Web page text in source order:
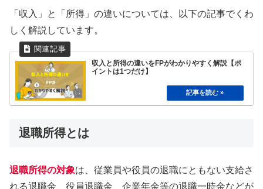
「収入」と「所得」の違いについては、以下の記事でくわ
しく解説しています。
収入と所得の違いをFPがわかりやすく解説【ポ
イントは1つだけ】
退職所得とは
退職所得の対象は、従業員や役員の退職にともない支給さ
れる退職金、役員退職金、企業年金等の退職一時金などが